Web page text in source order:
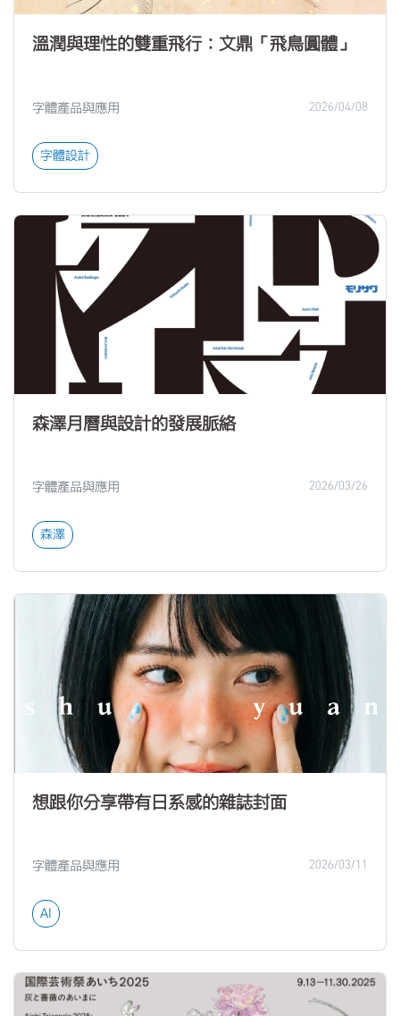
溫潤與理性的雙重飛行：文鼎「飛鳥圓體」
字體產品與應用 2026/04/08
字體設計
森澤月曆與設計的發展脈絡
字體產品與應用 2026/03/26
森澤
想跟你分享帶有日系感的雜誌封面
字體產品與應用 2026/03/11
AI